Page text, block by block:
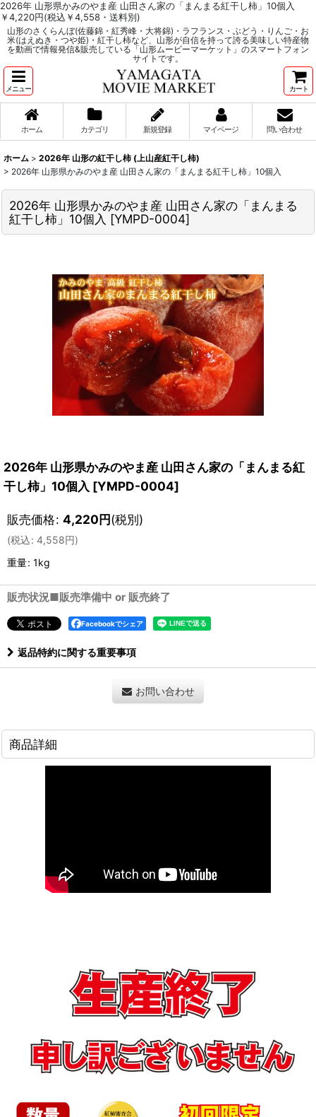
2026年 山形県かみのやま産 山田さん家の「まんまる紅干し柿」10個入
￥4,220円(税込￥4,558・送料別)
山形のさくらんぼ(佐藤錦・紅秀峰・大将錦)・ラフランス・ぶどう・りんご・お
米(はえぬき・つや姫)・紅干し柿など、山形が自信を持って誇る美味しい特産物
を動画で情報発信&販売している「山形ムービーマーケット」のスマートフォン
サイトです。
メニュー カート
ホーム カテゴリ 新規登録 マイページ 問い合わせ
ホーム > 2026年 山形の紅干し柿 (上山産紅干し柿)
> 2026年 山形県かみのやま産 山田さん家の「まんまる紅干し柿」10個入
2026年 山形県かみのやま産 山田さん家の「まんまる
紅干し柿」10個入 [YMPD-0004]
2026年 山形県かみのやま産 山田さん家の「まんまる紅
干し柿」10個入 [YMPD-0004]
販売価格: 4,220円(税別)
(税込: 4,558円)
重量: 1kg
販売状況■販売準備中 or 販売終了
Facebookでシェア
返品特約に関する重要事項
お問い合わせ
商品詳細